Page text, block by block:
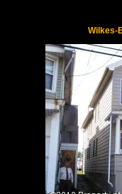
Wilkes-